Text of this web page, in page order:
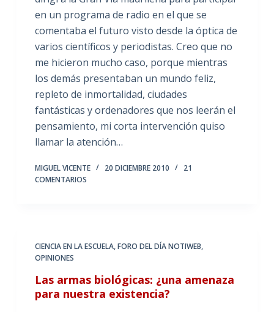
en un programa de radio en el que se
comentaba el futuro visto desde la óptica de
varios científicos y periodistas. Creo que no
me hicieron mucho caso, porque mientras
los demás presentaban un mundo feliz,
repleto de inmortalidad, ciudades
fantásticas y ordenadores que nos leerán el
pensamiento, mi corta intervención quiso
llamar la atención…
MIGUEL VICENTE 20 DICIEMBRE 2010
21
COMENTARIOS
CIENCIA EN LA ESCUELA,FORO DEL DÍA NOTIWEB,
OPINIONES
Las armas biológicas: ¿una amenaza
para nuestra existencia?